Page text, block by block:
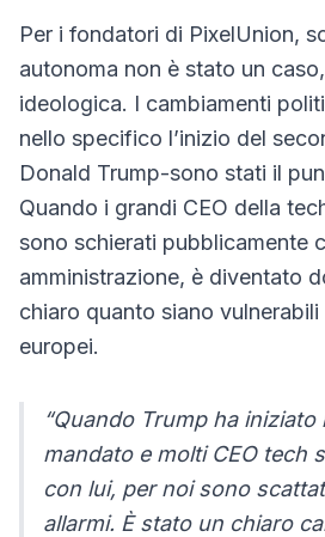
Per i fondatori di PixelUnion,
autonoma non è stato un
ideologica. I cambiamenti
nello specifico l’inizio del
Donald Trump-sono stati il
Quando i grandi CEO della
sono schierati pubblicamente
amministrazione, è diventato
chiaro quanto siano
europei.
“Quando Trump ha
mandato e molti CEO tech
con lui, per noi sono
allarmi. È stato un chiaro